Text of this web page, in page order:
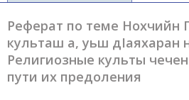
Реферат по теме Нохчийн
культаш а, уьш дIаяхаран
Религиозные культы
пути их предоления